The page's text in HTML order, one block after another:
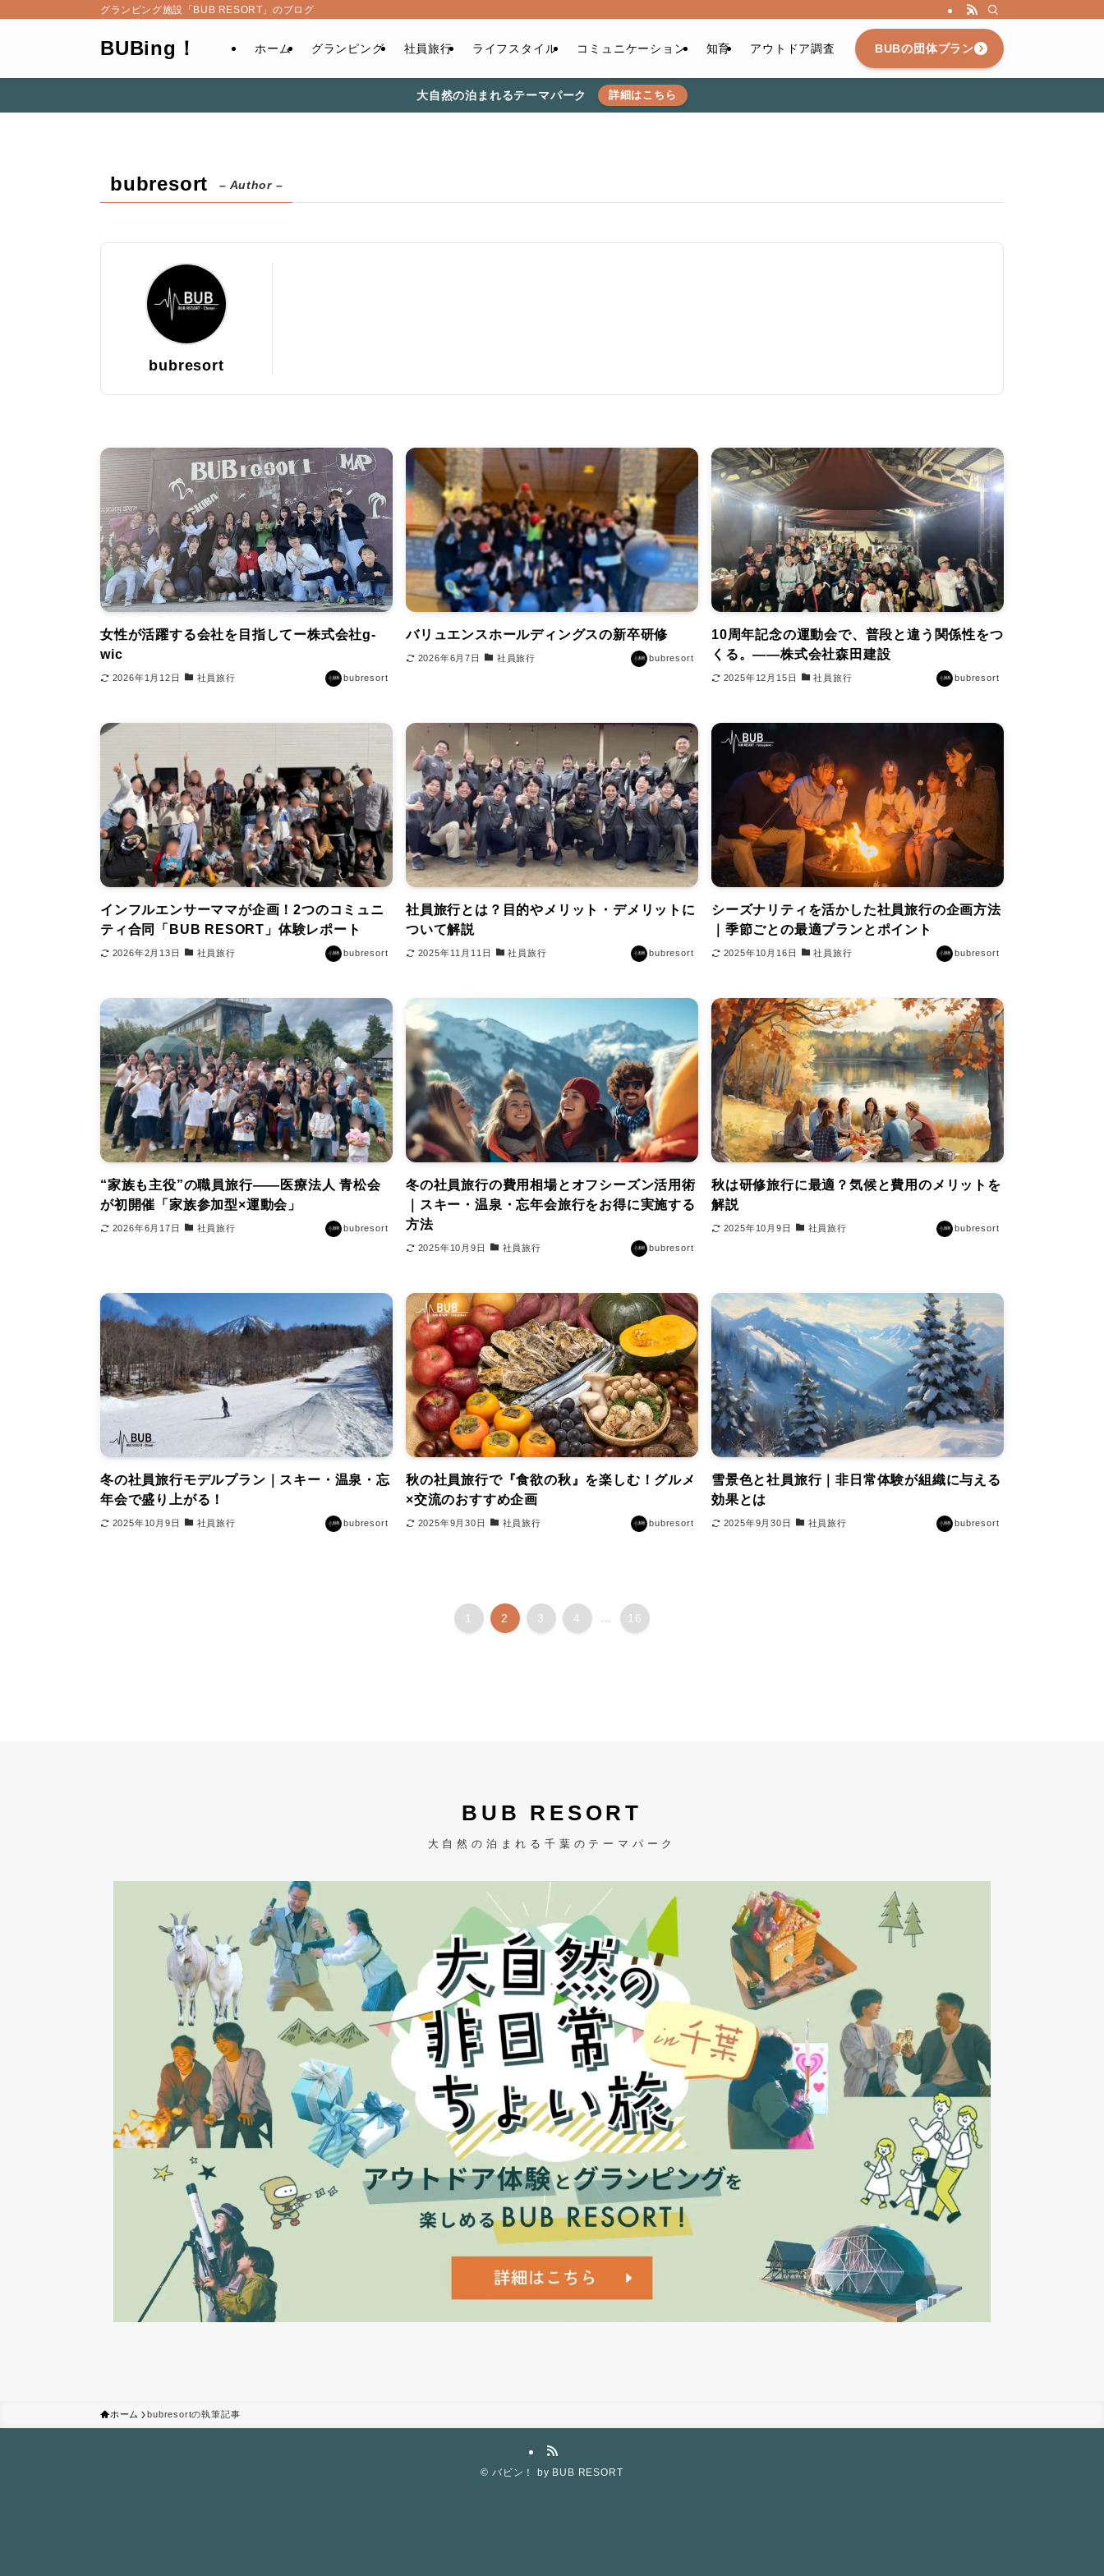
グランピング施設「BUB RESORT」のブログ
BUBing！ ホーム グランピング 社員旅行 ライフスタイル コミュニケーション 知育 アウトドア調査 BUBの団体プラン
大自然の泊まれるテーマパーク 詳細はこちら
bubresort – Author –
bubresort
女性が活躍する会社を目指してー株式会社g-
wic
2026年1月12日 社員旅行 bubresort
バリュエンスホールディングスの新卒研修
2026年6月7日 社員旅行 bubresort
10周年記念の運動会で、普段と違う関係性をつ
くる。——株式会社森田建設
2025年12月15日 社員旅行 bubresort
インフルエンサーママが企画！2つのコミュニ
ティ合同「BUB RESORT」体験レポート
2026年2月13日 社員旅行 bubresort
社員旅行とは？目的やメリット・デメリットに
ついて解説
2025年11月11日 社員旅行 bubresort
シーズナリティを活かした社員旅行の企画方法
｜季節ごとの最適プランとポイント
2025年10月16日 社員旅行 bubresort
“家族も主役”の職員旅行――医療法人 青松会
が初開催「家族参加型×運動会」
2026年6月17日 社員旅行 bubresort
冬の社員旅行の費用相場とオフシーズン活用術
｜スキー・温泉・忘年会旅行をお得に実施する
方法
2025年10月9日 社員旅行 bubresort
秋は研修旅行に最適？気候と費用のメリットを
解説
2025年10月9日 社員旅行 bubresort
冬の社員旅行モデルプラン｜スキー・温泉・忘
年会で盛り上がる！
2025年10月9日 社員旅行 bubresort
秋の社員旅行で『食欲の秋』を楽しむ！グルメ
×交流のおすすめ企画
2025年9月30日 社員旅行 bubresort
雪景色と社員旅行｜非日常体験が組織に与える
効果とは
2025年9月30日 社員旅行 bubresort
1 2 3 4 16
BUB RESORT
大自然の泊まれる千葉のテーマパーク
ホーム bubresortの執筆記事
© バビン！ by BUB RESORT